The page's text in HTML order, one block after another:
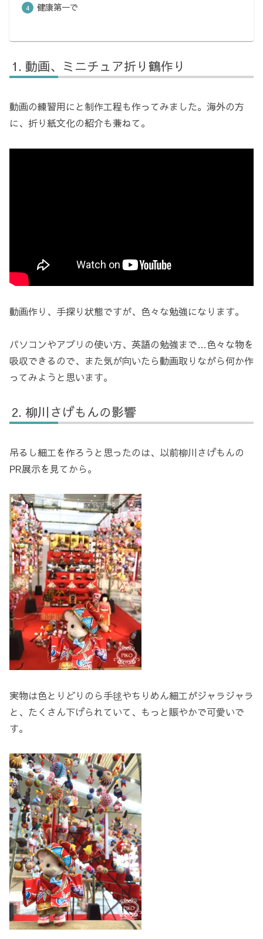
健康第一で
動画、ミニチュア折り鶴作り
動画の練習用にと制作工程も作ってみました。海外の方
に、折り紙文化の紹介も兼ねて。
動画作り、手探り状態ですが、色々な勉強になります。
パソコンやアプリの使い方、英語の勉強まで…色々な物を
吸収できるので、また気が向いたら動画取りながら何か作
ってみようと思います。
柳川さげもんの影響
吊るし細工を作ろうと思ったのは、以前柳川さげもんの
PR展示を見てから。
実物は色とりどりのら手毬やちりめん細工がジャラジャラ
と、たくさん下げられていて、もっと賑やかで可愛いで
す。